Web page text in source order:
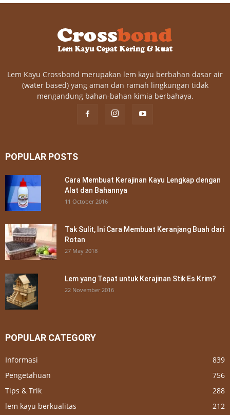
Lem Kayu Crossbond merupakan lem kayu berbahan dasar air
(water based) yang aman dan ramah lingkungan tidak
mengandung bahan-bahan kimia berbahaya.
POPULAR POSTS
Cara Membuat Kerajinan Kayu Lengkap dengan
Alat dan Bahannya
11 October 2016
Tak Sulit, Ini Cara Membuat Keranjang Buah dari
Rotan
27 May 2018
Lem yang Tepat untuk Kerajinan Stik Es Krim?
22 November 2016
POPULAR CATEGORY
Informasi
839
Pengetahuan
756
Tips & Trik
288
lem kayu berkualitas
212